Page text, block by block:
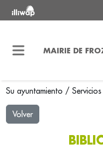
MAIRIE DE
Su ayuntamiento / Servicios
Volver